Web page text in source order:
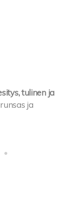
tulinen ja
ja
•